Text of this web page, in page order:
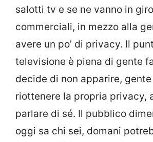
salotti tv e se ne vanno in
commerciali, in mezzo alla
avere un po’ di privacy. Il
televisione è piena di gente
decide di non apparire,
riottenere la propria privacy,
parlare di sé. Il pubblico
oggi sa chi sei, domani